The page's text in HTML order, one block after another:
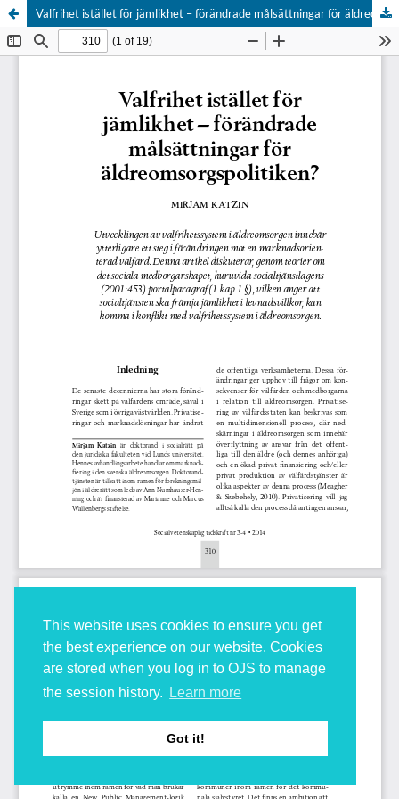
This website uses cookies to ensure you get
the best experience on our website. Cookies
are stored when you log in to OJS to manage
the session history.
Learn more
Got it!
Valfrihet istället för jämlikhet – förändrade målsättningar för äldreomsorgspolitiken?